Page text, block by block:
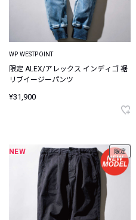
WP WESTPOINT
限定 ALEX/アレックス インディゴ 裾
リブイージーパンツ
¥31,900
NEW 限定